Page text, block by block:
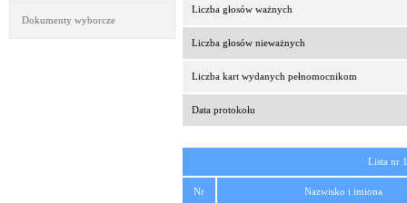
Dokumenty wyborcze
Liczba głosów ważnych
Liczba głosów nieważnych
Liczba kart wydanych pełnomocnikom
Data protokołu
Lista nr
Nr Nazwisko i imiona